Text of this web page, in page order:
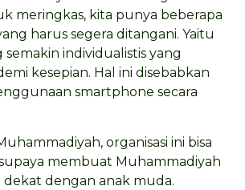
meringkas, kita punya beberapa
harus segera ditangani. Yaitu
semakin individualistis yang
kesepian. Hal ini disebabkan
smartphone secara
organisasi ini bisa
membuat Muhammadiyah
dengan anak muda.